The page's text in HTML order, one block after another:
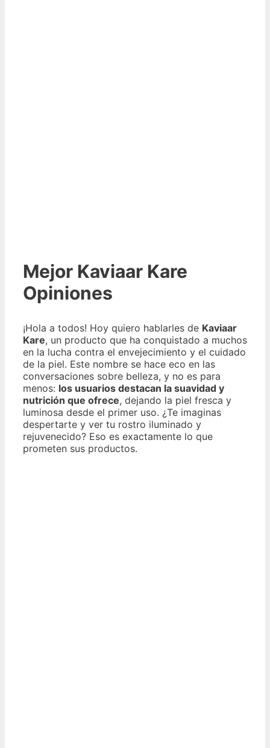
Mejor Kaviaar Kare
Opiniones
¡Hola a todos! Hoy quiero hablarles de Kaviaar
Kare, un producto que ha conquistado a muchos
en la lucha contra el envejecimiento y el cuidado
de la piel. Este nombre se hace eco en las
conversaciones sobre belleza, y no es para
menos: los usuarios destacan la suavidad y
nutrición que ofrece, dejando la piel fresca y
luminosa desde el primer uso. ¿Te imaginas
despertarte y ver tu rostro iluminado y
rejuvenecido? Eso es exactamente lo que
prometen sus productos.